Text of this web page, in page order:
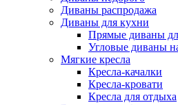
Диваны распродажа
Диваны для кухни
Прямые диваны
Угловые диваны
Мягкие кресла
Кресла-качалки
Кресла-кровати
Кресла для отдыха